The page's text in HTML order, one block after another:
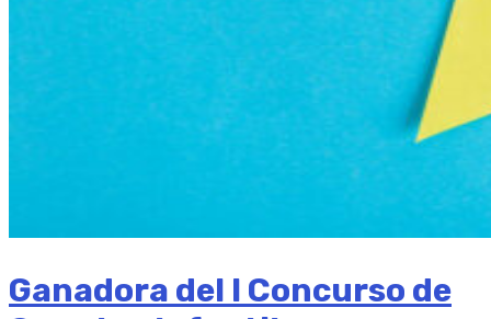
Ganadora del I Concurso de